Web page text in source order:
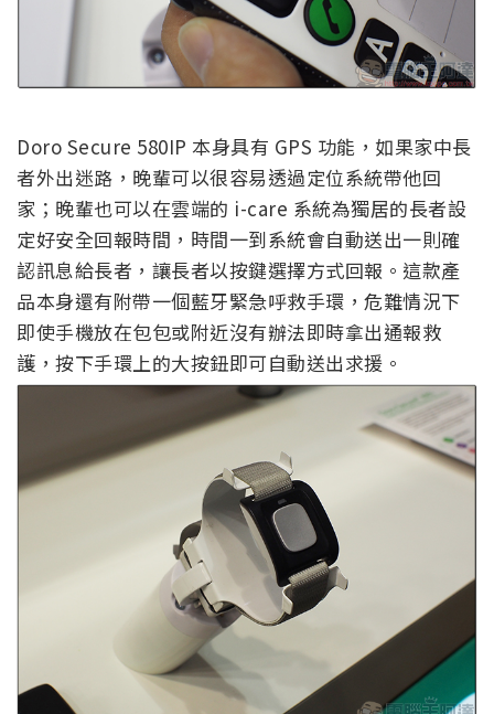
Doro Secure 580IP 本身具有 GPS 功能，如果家中長
者外出迷路，晚輩可以很容易透過定位系統帶他回
家；晚輩也可以在雲端的 i-care 系統為獨居的長者設
定好安全回報時間，時間一到系統會自動送出一則確
認訊息給長者，讓長者以按鍵選擇方式回報。這款產
品本身還有附帶一個藍牙緊急呼救手環，危難情況下
即使手機放在包包或附近沒有辦法即時拿出通報救
護，按下手環上的大按鈕即可自動送出求援。